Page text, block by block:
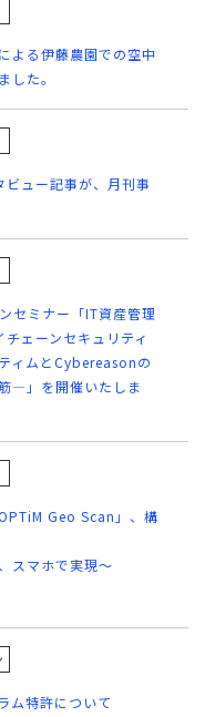
よる伊藤農園での空中
した。
ュー記事が、月刊事
セミナー「IT資産管理
ェーンセキュリティ
ィムとCybereasonの
―」を開催いたしま
Geo Scan」、構
スマホで実現～
ム特許について